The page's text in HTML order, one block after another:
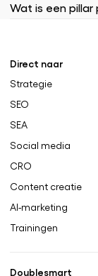
Wat is een pillar
Direct naar
Strategie
SEO
SEA
Social media
CRO
Content creatie
AI-marketing
Trainingen
Doublesmart